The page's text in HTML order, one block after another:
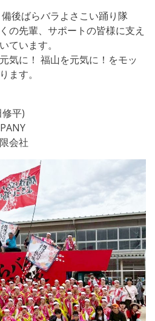
後ばらバラよさこい踊り隊
の先輩、サポートの皆様に支え
ています。
気に！ 福山を元気に！をモッ
ます。
平)
会社